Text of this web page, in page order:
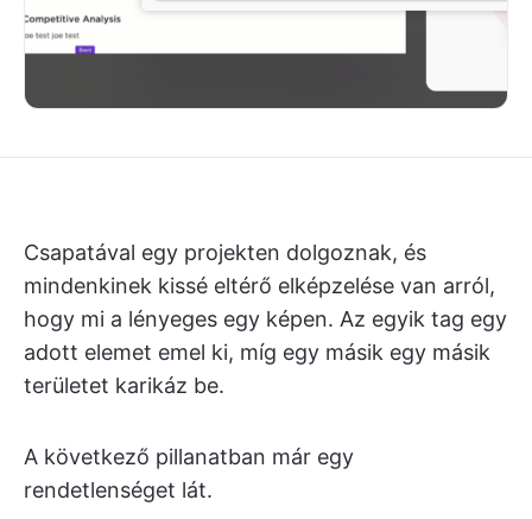
Csapatával egy projekten dolgoznak, és
mindenkinek kissé eltérő elképzelése van arról,
hogy mi a lényeges egy képen. Az egyik tag egy
adott elemet emel ki, míg egy másik egy másik
területet karikáz be.
A következő pillanatban már egy
rendetlenséget lát.